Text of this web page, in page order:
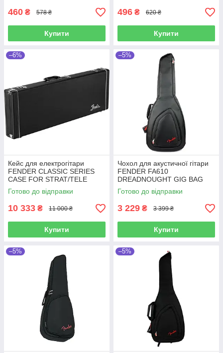
460 ₴ 578 ₴
Купити
496 ₴ 620 ₴
Купити
–6%
Кейс для електрогітари
FENDER CLASSIC SERIES
CASE FOR STRAT/TELE
BLACK
Готово до відправки
10 333 ₴ 11 000 ₴
Купити
–5%
Чохол для акустичної гітари
FENDER FA610
DREADNOUGHT GIG BAG
Готово до відправки
3 229 ₴ 3 399 ₴
Купити
–5% –5%